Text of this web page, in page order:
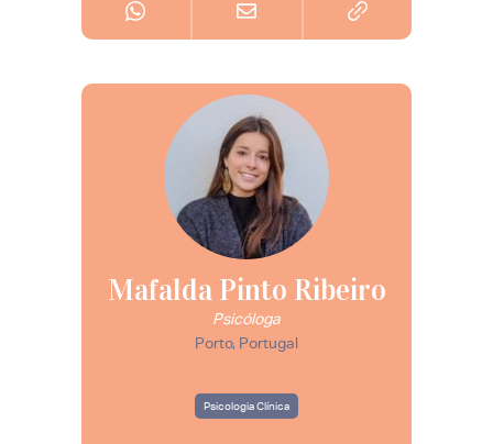
Mafalda Pinto Ribeiro
Psicóloga
Porto, Portugal
Psicologia Clínica